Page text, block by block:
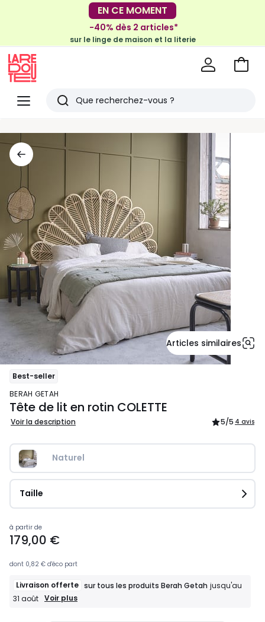
-30€ tous les 100€*
sur le meuble & la déco
EN CE MOMENT
-40% dès 2 articles*
sur le linge de maison et la literie
Menu
Redoute
Rechercher
Voir
Articles similaires
Best-seller
BERAH GETAH
Tête de lit en rotin COLETTE
Voir la description 5/5 4 avis
Naturel
Taille
Prix
à
de
€.
à partir de
179,00 €
dont 0,82 € d'éco part
Livraison offerte sur tous les produits Berah Getah jusqu'au
31 août Livraison
Voir plus